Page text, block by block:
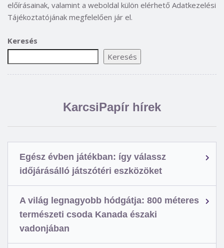
előírásainak, valamint a weboldal külön elérhető Adatkezelési
Tájékoztatójának megfelelően jár el.
Keresés
Keresés
KarcsiPapír hírek
Egész évben játékban: így válassz
időjárásálló játszótéri eszközöket
A világ legnagyobb hódgátja: 800 méteres
természeti csoda Kanada északi
vadonjában